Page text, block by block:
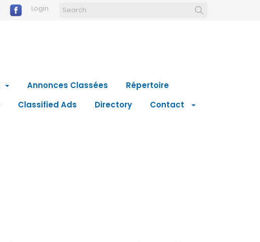
Login
Annonces Classées
Répertoire
Classified Ads Directory Contact